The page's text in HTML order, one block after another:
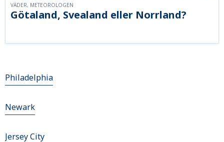
Götaland, Svealand eller Norrland?
VÄDER, METEOROLOGEN
Philadelphia
Newark
Jersey City